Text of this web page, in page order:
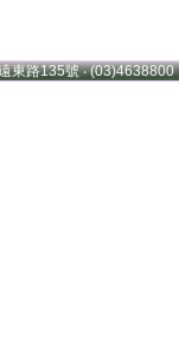
東路135號 ‧ (03)4638800